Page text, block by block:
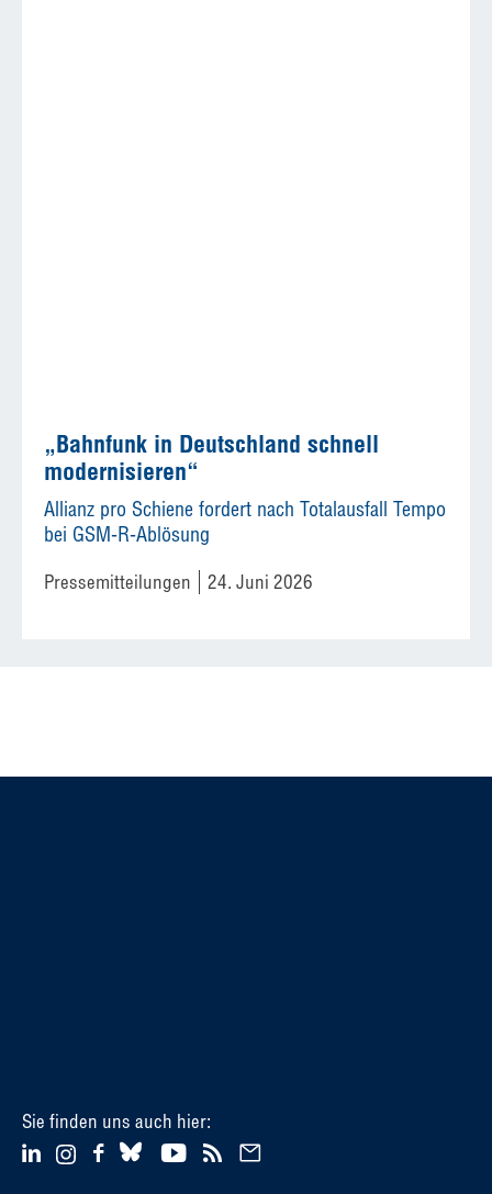
„Bahnfunk in Deutschland schnell
modernisieren“
Allianz pro Schiene fordert nach Totalausfall Tempo
bei GSM-R-Ablösung
Pressemitteilungen 24. Juni 2026
Sie finden uns auch hier: